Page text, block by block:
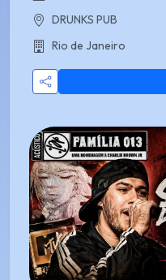
DRUNKS PUB
Rio de Janeiro